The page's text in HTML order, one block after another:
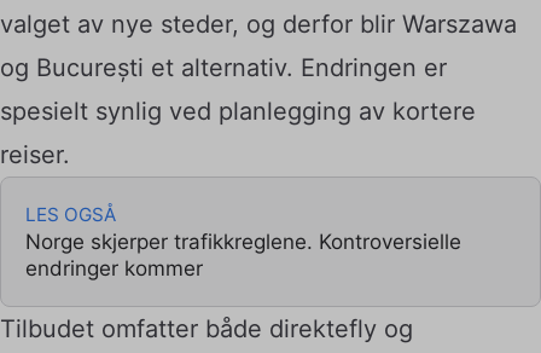
valget av nye steder, og derfor blir Warszawa
og București et alternativ. Endringen er
spesielt synlig ved planlegging av kortere
reiser.
LES OGSÅ
Norge skjerper trafikkreglene. Kontroversielle
endringer kommer
Tilbudet omfatter både direktefly og